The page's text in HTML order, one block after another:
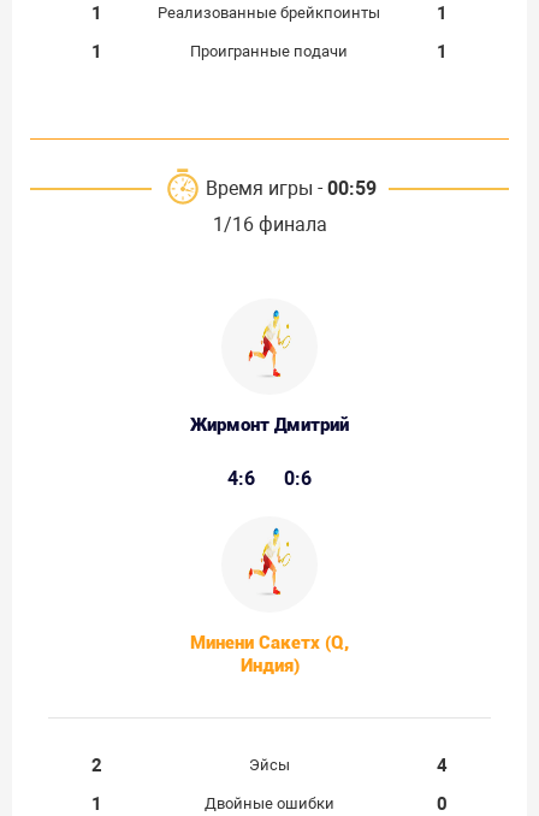
1
Реализованные брейкпоинты
1
1
Проигранные подачи 1
Время игры - 00:59
1/16 финала
Жирмонт Дмитрий
4:6 0:6
Минени Сакетх (Q,
Индия)
2 Эйсы
4
1
Двойные ошибки
0